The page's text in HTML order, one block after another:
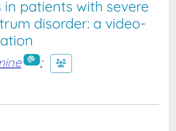
patients with severe
disorder: a video-
;